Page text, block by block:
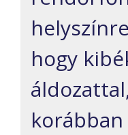
hogy